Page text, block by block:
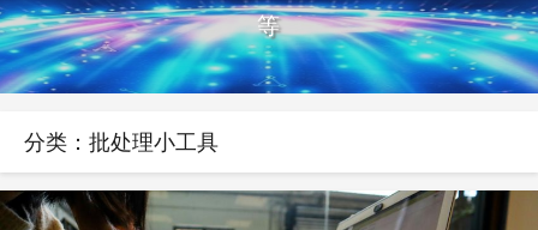
等
分类：批处理小工具